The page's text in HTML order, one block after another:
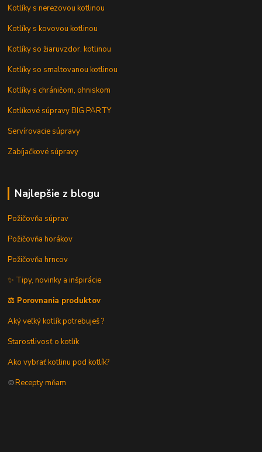
Kotlíky s nerezovou kotlinou
Kotlíky s kovovou kotlinou
Kotlíky so žiaruvzdor. kotlinou
Kotlíky so smaltovanou kotlinou
Kotlíky s chráničom, ohniskom
Kotlíkové súpravy BIG PARTY
Servírovacie súpravy
Zabíjačkové súpravy
Najlepšie z blogu
Požičovňa súprav
Požičovňa horákov
Požičovňa hrncov
✨ Tipy, novinky a inšpirácie
⚖️ Porovnania produktov
Aký veľký kotlík potrebuješ ?
Starostlivosť o kotlík
Ako vybrať kotlinu pod kotlík?
🍲Recepty mňam